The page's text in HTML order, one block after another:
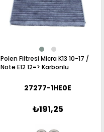
Polen Filtresi Micra K13 10-17 /
Note E12 12=> Karbonlu
27277-1HE0E
₺191,25